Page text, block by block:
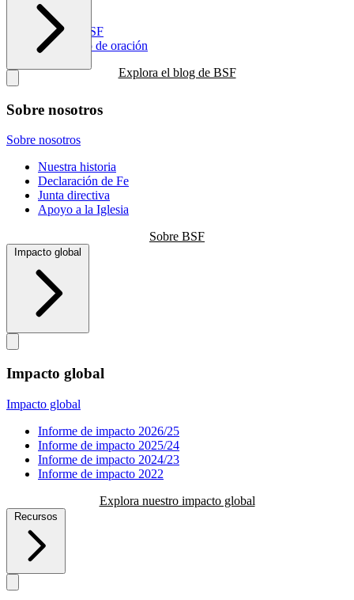
Blog de BSF
Calendario de oración
Explora el blog de BSF
Sobre nosotros
Sobre nosotros
Nuestra historia
Declaración de Fe
Junta directiva
Apoyo a la Iglesia
Sobre BSF
Impacto global
Impacto global
Impacto global
Informe de impacto 2026/25
Informe de impacto 2025/24
Informe de impacto 2024/23
Informe de impacto 2022
Explora nuestro impacto global
Recursos